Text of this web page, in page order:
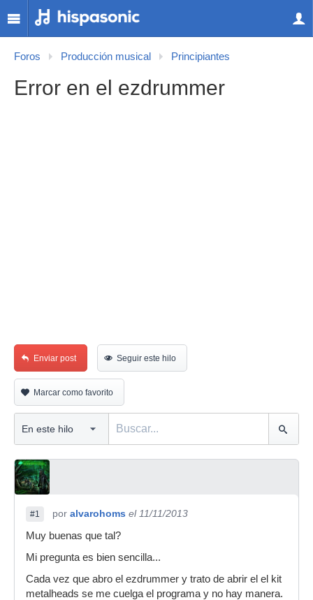
Foros Producción musical Principiantes
Error en el ezdrummer
Enviar post Seguir este hilo
Marcar como favorito
#1 por alvarohoms el 11/11/2013
Muy buenas que tal?
Mi pregunta es bien sencilla...
Cada vez que abro el ezdrummer y trato de abrir el el kit
metalheads se me cuelga el programa y no hay manera.